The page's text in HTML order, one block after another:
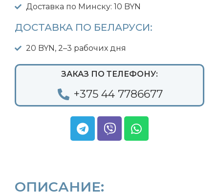
Доставка по Минску: 10 BYN
ДОСТАВКА ПО БЕЛАРУСИ:
20 BYN, 2–3 рабочих дня
ЗАКАЗ ПО ТЕЛЕФОНУ:
+375 44 7786677
ОПИСАНИЕ: